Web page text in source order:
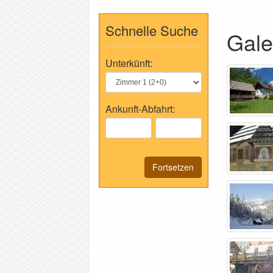
Schnelle Suche
Unterkünft:
Ankunft-Abfahrt:
Fortsetzen